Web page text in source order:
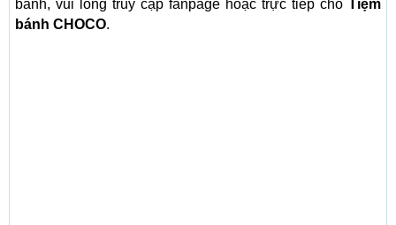
bánh, vui lòng truy cập fanpage hoặc trực tiếp cho Tiệm
bánh CHOCO.